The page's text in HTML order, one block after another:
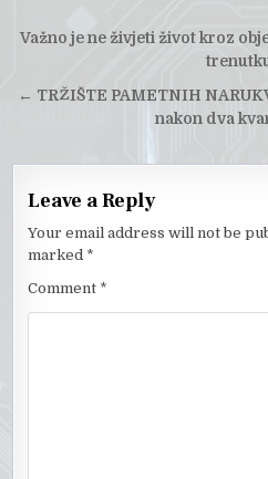
Post
Važno je ne živjeti život kroz
← TRŽIŠTE PAMETNIH
nakon dva
Leave a Reply
Your email address will not be
marked *
Comment *